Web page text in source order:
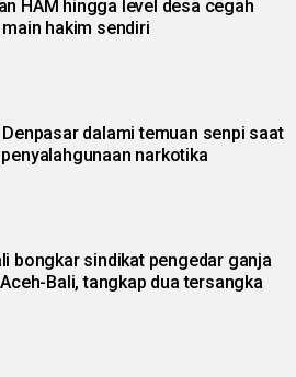
HAM hingga level desa cegah
hakim sendiri
dalami temuan senpi saat
narkotika
bongkar sindikat pengedar ganja
Bali, tangkap dua tersangka